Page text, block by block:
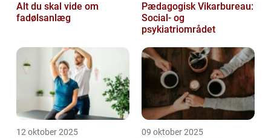
Alt du skal vide om
fadølsanlæg
Pædagogisk Vikarbureau:
Social- og
psykiatriområdet
12 oktober 2025 09 oktober 2025